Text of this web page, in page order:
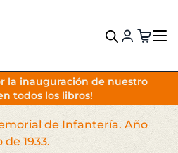
la inauguración de nuestro
todos los libros!
VOLVER
de Infantería. Año
de 1933.